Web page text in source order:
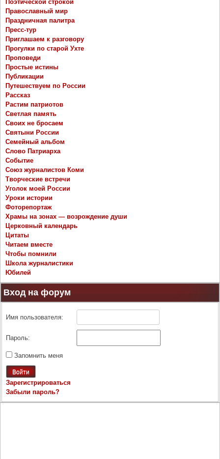
Поэтической строкой
Православный мир
Праздничная палитра
Пресс-тур
Приглашаем к разговору
Прогулки по старой Ухте
Проповеди
Простые истины
Публикации
Путешествуем по России
Рассказ
Растим патриотов
Светлая память
Своих не бросаем
Святыни России
Семейный альбом
Слово Патриарха
Событие
Союз журналистов Коми
Творческие встречи
Уголок моей России
Уроки истории
Фоторепортаж
Храмы на зонах — возрождение души
Церковный календарь
Цитаты
Читаем вместе
Чтобы помнили
Школа журналистики
Юбилей
Вход на форум
Имя пользователя:
Пароль:
Запомнить меня
Войти
Зарегистрироваться
Забыли пароль?